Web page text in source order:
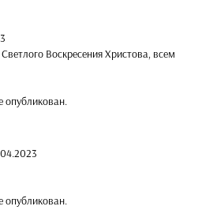
Воскресения Христова, всем
опубликован.
опубликован.